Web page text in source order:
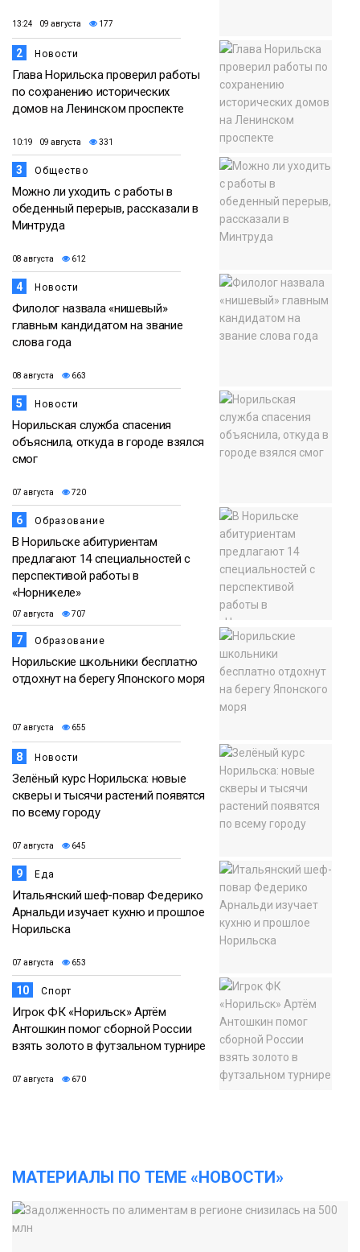
13:24 09 августа 177
2 Новости
Глава Норильска проверил работы
по сохранению исторических
домов на Ленинском проспекте
10:19 09 августа 331
3 Общество
Можно ли уходить с работы в
обеденный перерыв, рассказали в
Минтруда
08 августа 612
4 Новости
Филолог назвала «нишевый»
главным кандидатом на звание
слова года
08 августа 663
5 Новости
Норильская служба спасения
объяснила, откуда в городе взялся
смог
07 августа 720
6 Образование
В Норильске абитуриентам
предлагают 14 специальностей с
перспективой работы в
«Норникеле»
07 августа 707
7 Образование
Норильские школьники бесплатно
отдохнут на берегу Японского моря
07 августа 655
8 Новости
Зелёный курс Норильска: новые
скверы и тысячи растений появятся
по всему городу
07 августа 645
9 Еда
Итальянский шеф-повар Федерико
Арнальди изучает кухню и прошлое
Норильска
07 августа 653
10 Спорт
Игрок ФК «Норильск» Артём
Антошкин помог сборной России
взять золото в футзальном турнире
07 августа 670
МАТЕРИАЛЫ ПО ТЕМЕ «НОВОСТИ»